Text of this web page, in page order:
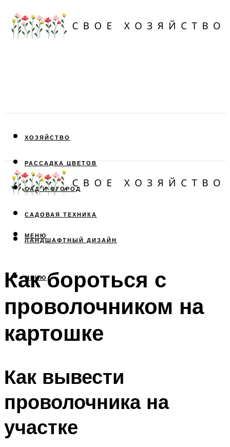
ХОЗЯЙСТВО
РАССАДКА ЦВЕТОВ
САД И ОГОРОД
САДОВАЯ ТЕХНИКА
ЛАНДШАФТНЫЙ ДИЗАЙН
МЕНЮ
МЕНЮ
Как бороться с
проволочником на
картошке
Как вывести
проволочника на
участке